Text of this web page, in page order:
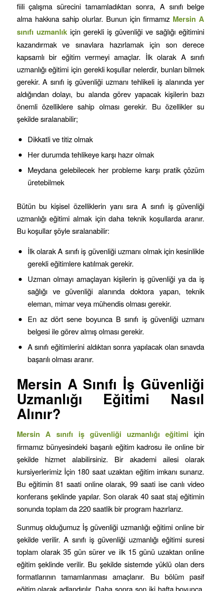
fiili çalışma sürecini tamamladıktan sonra, A sınıfı belge
alma hakkına sahip olurlar. Bunun için firmamız Mersin A
sınıfı uzmanlıkiçin gerekli iş güvenliği ve sağlığı eğitimini
kazandırmak ve sınavlara hazırlamak için son derece
kapsamlı bir eğitim vermeyi amaçlar. İlk olarak A sınıfı
uzmanlığı eğitimi için gerekli koşullar nelerdir, bunları bilmek
gerekir. A sınıfı iş güvenliği uzmanı tehlikeli iş alanında yer
aldığından dolayı, bu alanda görev yapacak kişilerin bazı
önemli özelliklere sahip olması gerekir. Bu özellikler su
şekilde sıralanabilir;
Dikkatli ve titiz olmak
Her durumda tehlikeye karşı hazır olmak
Meydana gelebilecek her probleme karşı pratik çözüm
üretebilmek
Bütün bu kişisel özelliklerin yanı sıra A sınıfı iş güvenliği
uzmanlığı eğitimi almak için daha teknik koşullarda aranır.
Bu koşullar şöyle sıralanabilir:
İlk olarak A sınıfı iş güvenliği uzmanı olmak için kesinlikle
gerekli eğitimlere katılmak gerekir.
Uzman olmayı amaçlayan kişilerin iş güvenliği ya da iş
sağlığı ve güvenliği alanında doktora yapan, teknik
eleman, mimar veya mühendis olması gerekir.
En az dört sene boyunca B sınıfı iş güvenliği uzmanı
belgesi ile görev almış olması gerekir.
A sınıfı eğitimlerini aldıktan sonra yapılacak olan sınavda
başarılı olması aranır.
Mersin A Sınıfı İş Güvenliği
Uzmanlığı Eğitimi Nasıl
Alınır?
MersinA sınıfı iş güvenliği uzmanlığı eğitimi için
firmamız bünyesindeki başarılı eğitim kadrosu ile online bir
şekilde hizmet alabilirsiniz. Bir akademi ailesi olarak
kursiyerlerimiz İçin 180 saat uzaktan eğitim imkanı sunarız.
Bu eğitimin 81 saati online olarak, 99 saati ise canlı video
konferans şeklinde yapılar. Son olarak 40 saat staj eğitimin
sonunda toplam da 220 saatlik bir program hazırlarız.
Sunmuş olduğumuz İş güvenliği uzmanlığı eğitimi online bir
şekilde verilir. A sınıfı iş güvenliği uzmanlığı eğitimi suresi
toplam olarak 35 gün sürer ve ilk 15 günü uzaktan online
eğitim şeklinde verilir. Bu şekilde sistemde yüklü olan ders
formatlarının tamamlanması amaçlanır. Bu bölüm pasif
eğitim olarak adlandırılır. Daha sonra son iki hafta boyunca,